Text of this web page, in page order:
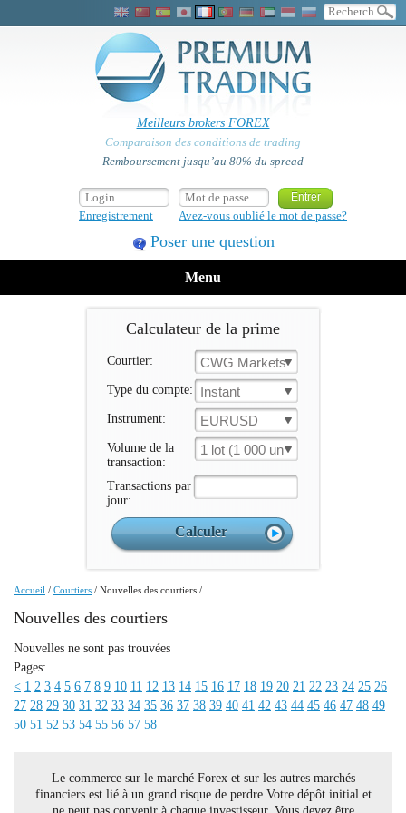
Meilleurs brokers FOREX
Comparaison des conditions de trading
Remboursement jusqu’au 80% du spread
Enregistrement Avez-vous oublié le mot de passe?
Poser une question
Menu
Calculateur de la prime
Courtier: CWG Markets
Type du compte: Instant
Instrument: EURUSD
Volume de la
transaction:
1 lot (1 000 un.)
Transactions par
jour:
Accueil / Courtiers / Nouvelles des courtiers /
Nouvelles des courtiers
Nouvelles ne sont pas trouvées
Pages:
< 1 2 3 4 5 6 7 8 9 10 11 12 13 14 15 16 17 18 19 20 21 22 23 24 25 26
27 28 29 30 31 32 33 34 35 36 37 38 39 40 41 42 43 44 45 46 47 48 49
50 51 52 53 54 55 56 57 58
Le commerce sur le marché Forex et sur les autres marchés
financiers est lié à un grand risque de perdre Votre dépôt initial et